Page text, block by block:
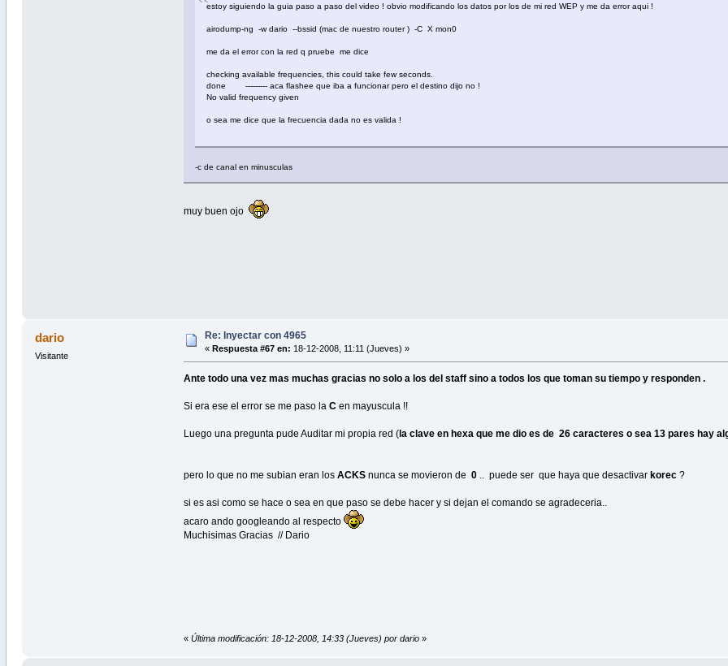
estoy siguiendo la guia paso a paso del video ! obvio modificando los datos por los de mi red WEP y me da error aqui !
airodump-ng -w dario --bssid (mac de nuestro router ) -C X mon0
me da el error con la red q pruebe me dice
checking available frequencies, this could take few seconds.
done --------- aca flashee que iba a funcionar pero el destino dijo no !
No valid frequency given
o sea me dice que la frecuencia dada no es valida !
-c de canal en minusculas
muy buen ojo
dario
Visitante
Re: Inyectar con 4965
« Respuesta #67 en: 18-12-2008, 11:11 (Jueves) »
Ante todo una vez mas muchas gracias no solo a los del staff sino a todos los que toman su tiempo y responden .
Si era ese el error se me paso la C en mayuscula !!
Luego una pregunta pude Auditar mi propia red ( la clave en hexa que me dio es de 26 caracteres o sea 13 pares hay
pero lo que no me subian eran losACKS nunca se movieron de0 .. puede ser que haya que desactivar korec ?
si es asi como se hace o sea en que paso se debe hacer y si dejan el comando se agradeceria..
acaro ando googleando al respecto
Muchisimas Gracias // Dario
«Última modificación: 18-12-2008, 14:33 (Jueves) por dario »